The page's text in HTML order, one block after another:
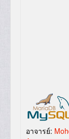
อาจารย์: